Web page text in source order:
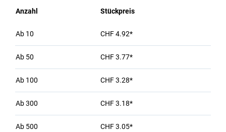
Anzahl Stückpreis
Ab 10 CHF 4.92*
Ab 50 CHF 3.77*
Ab 100 CHF 3.28*
Ab300 CHF 3.18*
Ab 500 CHF 3.05*